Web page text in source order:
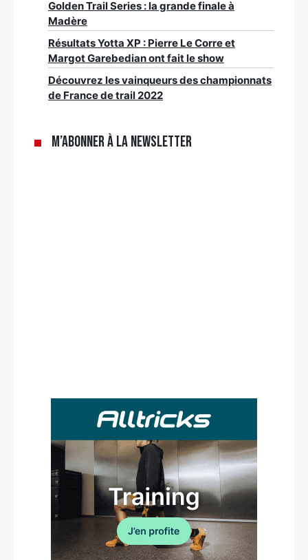
Golden Trail Series : la grande finale à
Madère
Résultats Yotta XP : Pierre Le Corre et
Margot Garebedian ont fait le show
Découvrez les vainqueurs des championnats
de France de trail 2022
M’abonner à la newsletter